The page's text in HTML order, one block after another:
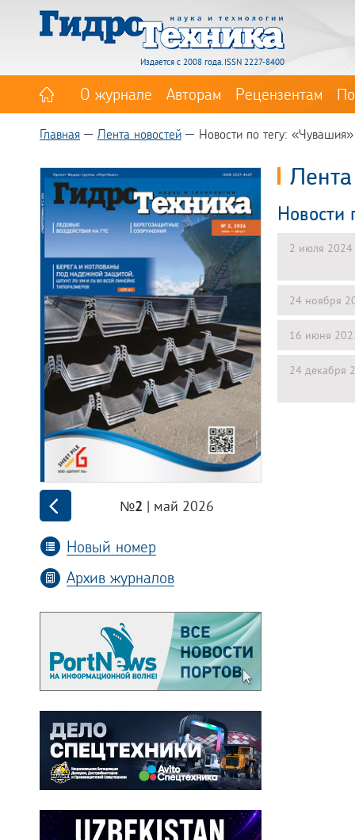
Издается с 2008 года. ISSN 2227-8400
О журнале Авторам Рецензентам
Главная Лента новостей Новости по тегу: «Чувашия»
№2 | май 2026
Новый номер
Архив журналов
Новости
2 июля 2024
24 ноября
16 июня
24 декабря